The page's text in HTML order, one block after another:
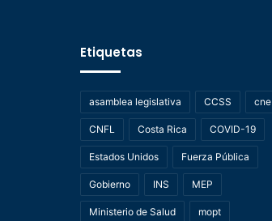
Etiquetas
asamblea legislativa CCSS cne
CNFL Costa Rica COVID-19
Estados Unidos Fuerza Pública
Gobierno INS MEP
Ministerio de Salud mopt